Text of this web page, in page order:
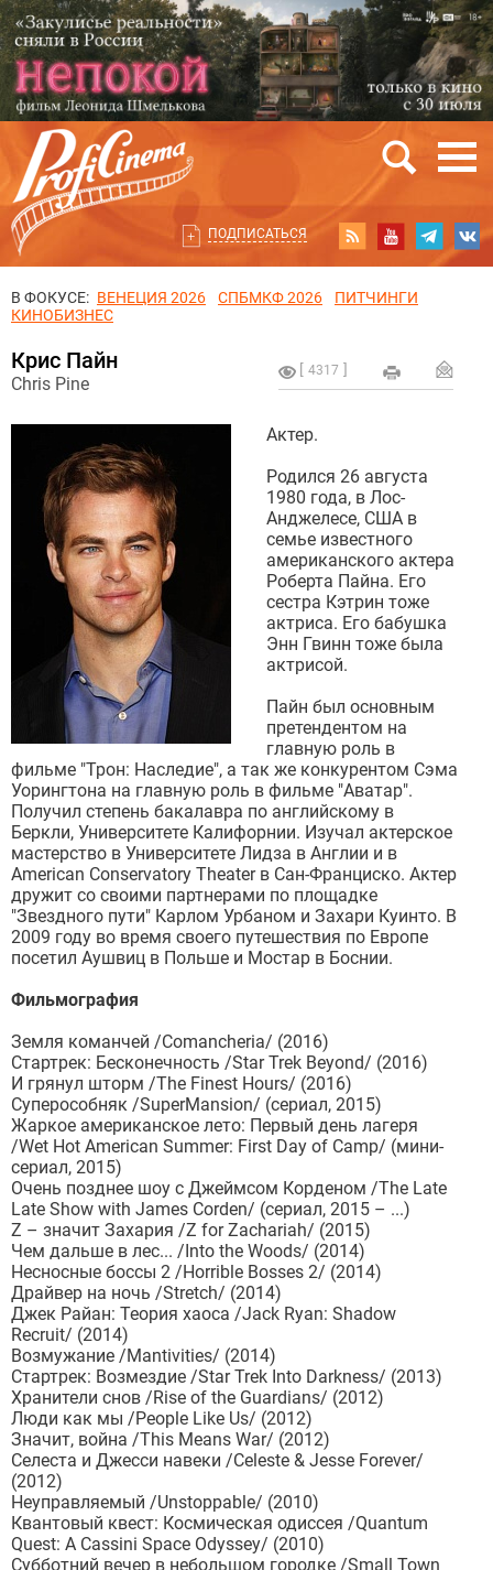
ПОДПИСАТЬСЯ
В ФОКУСЕ: ВЕНЕЦИЯ 2026 СПБМКФ 2026
ПИТЧИНГИ
КИНОБИЗНЕС
4317
Крис Пайн
Chris Pine
Актер.
Родился 26 августа
1980 года, в Лос-
Анджелесе, США в
семье известного
американского актера
Роберта Пайна. Его
сестра Кэтрин тоже
актриса. Его бабушка
Энн Гвинн тоже была
актрисой.
Пайн был основным
претендентом на
главную роль в
фильме "Трон: Наследие", а так же конкурентом Сэма
Уорингтона на главную роль в фильме "Аватар".
Получил степень бакалавра по английскому в
Беркли, Университете Калифорнии. Изучал актерское
мастерство в Университете Лидза в Англии и в
American Conservatory Theater в Сан-Франциско. Актер
дружит со своими партнерами по площадке
"Звездного пути" Карлом Урбаном и Захари Куинто. В
2009 году во время своего путешествия по Европе
посетил Аушвиц в Польше и Мостар в Боснии.
Фильмография
Земля команчей /Comancheria/ (2016)
Стартрек: Бесконечность /Star Trek Beyond/ (2016)
И грянул шторм /The Finest Hours/ (2016)
Суперособняк /SuperMansion/ (сериал, 2015)
Жаркое американское лето: Первый день лагеря
/Wet Hot American Summer: First Day of Camp/ (мини-
сериал, 2015)
Очень позднее шоу с Джеймсом Корденом /The Late
Late Show with James Corden/ (сериал, 2015 – ...)
Z – значит Захария /Z for Zachariah/ (2015)
Чем дальше в лес... /Into the Woods/ (2014)
Несносные боссы 2 /Horrible Bosses 2/ (2014)
Драйвер на ночь /Stretch/ (2014)
Джек Райан: Теория хаоса /Jack Ryan: Shadow
Recruit/ (2014)
Возмужание /Mantivities/ (2014)
Стартрек: Возмездие /Star Trek Into Darkness/ (2013)
Хранители снов /Rise of the Guardians/ (2012)
Люди как мы /People Like Us/ (2012)
Значит, война /This Means War/ (2012)
Селеста и Джесси навеки /Celeste & Jesse Forever/
(2012)
Неуправляемый /Unstoppable/ (2010)
Квантовый квест: Космическая одиссея /Quantum
Quest: A Cassini Space Odyssey/ (2010)
Субботний вечер в небольшом городке /Small Town